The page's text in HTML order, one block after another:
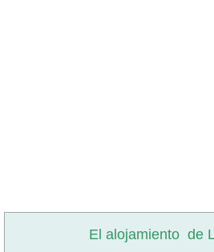
El alojamiento de